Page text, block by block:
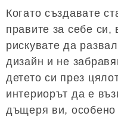
Когато създавате
правите за себе си,
рискувате да
дизайн и не
детето си през
интериорът да е
дъщеря ви, особено